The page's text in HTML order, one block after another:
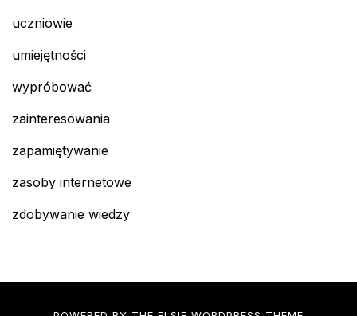
uczniowie
umiejętności
wypróbować
zainteresowania
zapamiętywanie
zasoby internetowe
zdobywanie wiedzy